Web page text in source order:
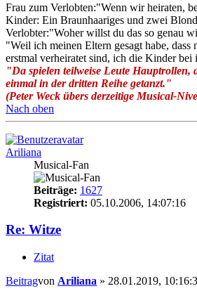
Frau zum Verlobten:"Wenn wir heiraten,
Kinder: Ein Braunhaariges und zwei
Verlobter:"Woher willst du das so genau
"Weil ich meinen Eltern gesagt habe, dass
erstmal verheiratet sind, ich die Kinder
"Da spielen teilweise Leute Hauptrollen,
einmal in der dritten Reihe getanzt."
(Peter Weck übers derzeitige Musical-
Nach oben
Ariliana
Musical-Fan
Beiträge: 1627
Registriert: 05.10.2006, 14:07:16
Re: Witze
Zitat
Beitragvon Ariliana » 28.01.2019,